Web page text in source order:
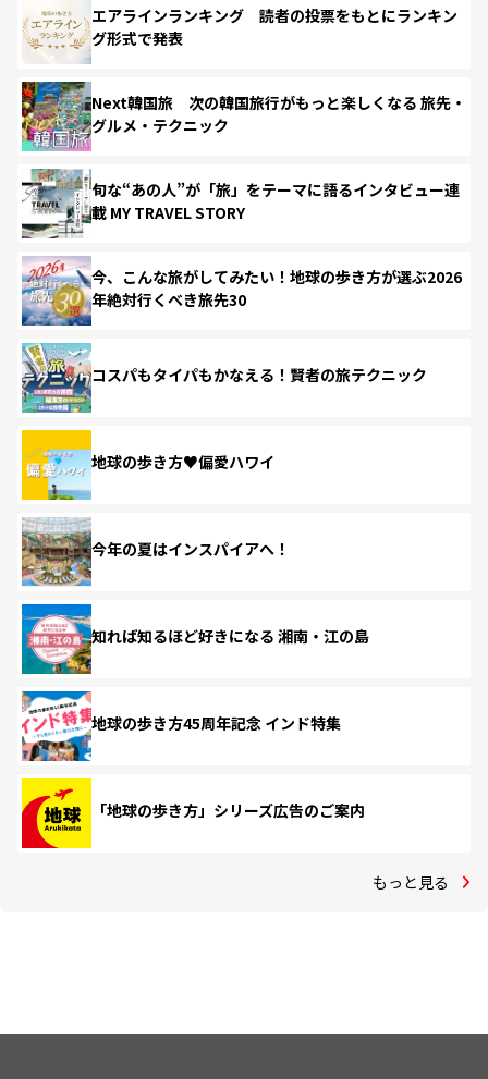
エアラインランキング 読者の投票をもとにランキン
グ形式で発表
Next韓国旅 次の韓国旅行がもっと楽しくなる 旅先・
グルメ・テクニック
旬な“あの人”が「旅」をテーマに語るインタビュー連
載 MY TRAVEL STORY
今、こんな旅がしてみたい！地球の歩き方が選ぶ2026
年絶対行くべき旅先30
コスパもタイパもかなえる！賢者の旅テクニック
地球の歩き方♥偏愛ハワイ
今年の夏はインスパイアへ！
知れば知るほど好きになる 湘南・江の島
地球の歩き方45周年記念 インド特集
「地球の歩き方」シリーズ広告のご案内
もっと見る